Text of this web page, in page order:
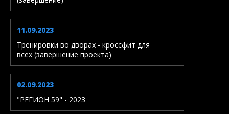
11.09.2023
Тренировки во дворах - кроссфит для
всех (завершение проекта)
02.09.2023
"РЕГИОН 59" - 2023